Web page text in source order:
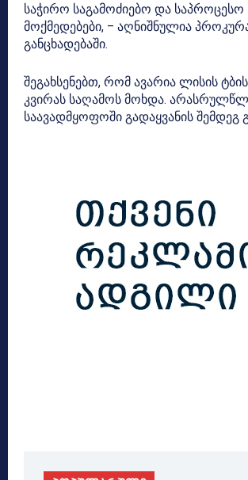
საჭირო საგამოძიებო და საპროცესო
მოქმედებები, – აღნიშნულია
განცხადებაში.
შეგახსენებთ, რომ ავარია ლისის
კვირას საღამოს მოხდა.
საავადმყოფოში გადაყვანის შემდეგ